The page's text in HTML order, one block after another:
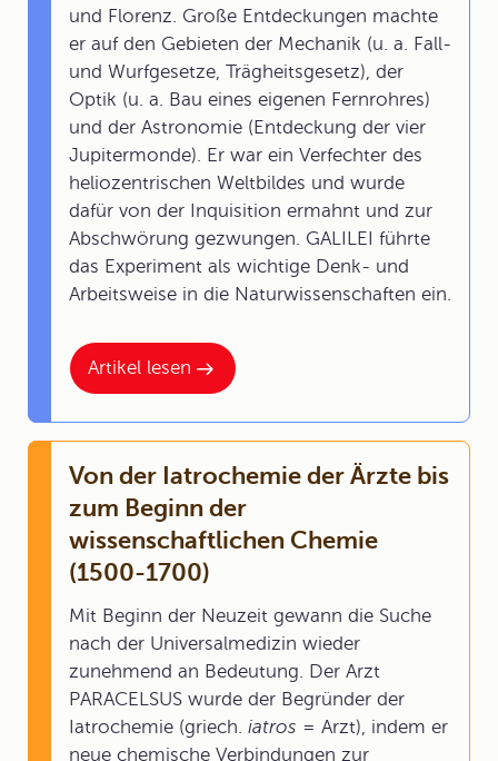
Artikel lesen
und Florenz. Große Entdeckungen machte
er auf den Gebieten der Mechanik (u. a. Fall-
und Wurfgesetze, Trägheitsgesetz), der
Optik (u. a. Bau eines eigenen Fernrohres)
und der Astronomie (Entdeckung der vier
Jupitermonde). Er war ein Verfechter des
heliozentrischen Weltbildes und wurde
dafür von der Inquisition ermahnt und zur
Abschwörung gezwungen. GALILEI führte
das Experiment als wichtige Denk- und
Arbeitsweise in die Naturwissenschaften ein.
Von der Iatrochemie der Ärzte bis
zum Beginn der
wissenschaftlichen Chemie
(1500-1700)
Mit Beginn der Neuzeit gewann die Suche
nach der Universalmedizin wieder
zunehmend an Bedeutung. Der Arzt
PARACELSUS wurde der Begründer der
Iatrochemie (griech. iatros = Arzt), indem er
neue chemische Verbindungen zur